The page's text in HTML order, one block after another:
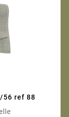
56 ref 88